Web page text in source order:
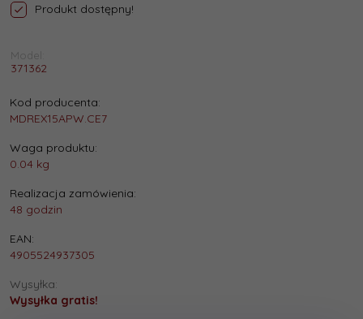
Produkt dostępny!
Model:
371362
Kod producenta:
MDREX15APW.CE7
Waga produktu:
0.04 kg
Realizacja zamówienia:
48 godzin
EAN:
4905524937305
Wysyłka:
Wysyłka gratis!